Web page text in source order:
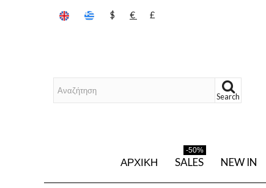
$ € £
Search
ΑΡΧΙΚΉ SALES
-50%
NEW IN